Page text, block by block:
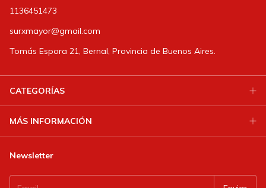
1136451473
surxmayor@gmail.com
Tomás Espora 21, Bernal, Provincia de Buenos Aires.
CATEGORÍAS
MÁS INFORMACIÓN
Newsletter